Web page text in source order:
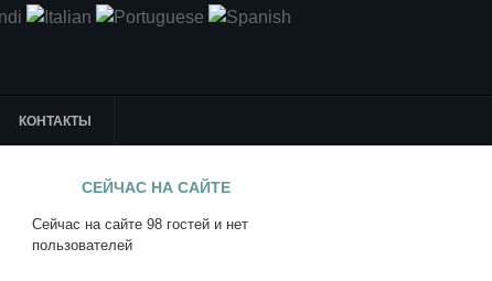
КОНТАКТЫ
СЕЙЧАС НА САЙТЕ
Сейчас на сайте 98 гостей и нет
пользователей